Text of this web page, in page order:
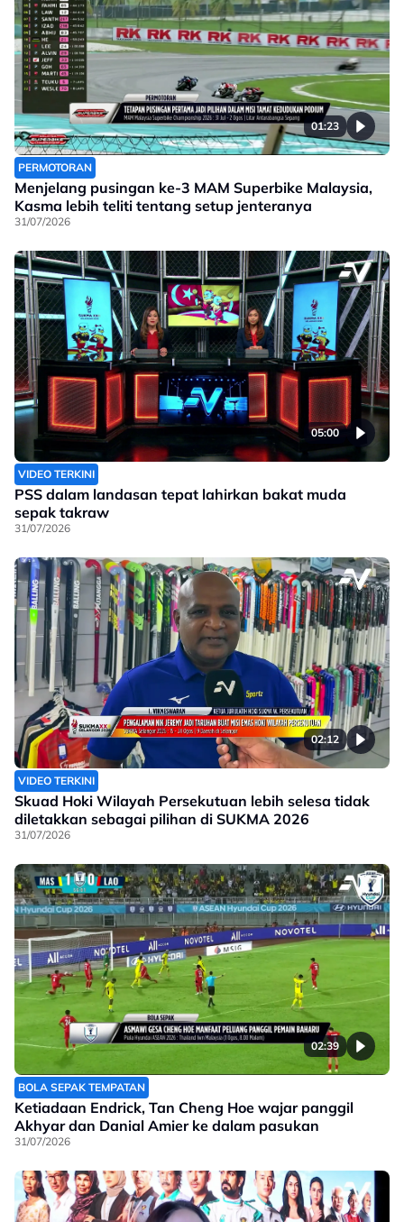
01:23
PERMOTORAN
Menjelang pusingan ke-3 MAM Superbike Malaysia,
Kasma lebih teliti tentang setup jenteranya
31/07/2026
05:00
VIDEO TERKINI
PSS dalam landasan tepat lahirkan bakat muda
sepak takraw
31/07/2026
02:12
VIDEO TERKINI
Skuad Hoki Wilayah Persekutuan lebih selesa tidak
diletakkan sebagai pilihan di SUKMA 2026
31/07/2026
02:39
BOLA SEPAK TEMPATAN
Ketiadaan Endrick, Tan Cheng Hoe wajar panggil
Akhyar dan Danial Amier ke dalam pasukan
31/07/2026